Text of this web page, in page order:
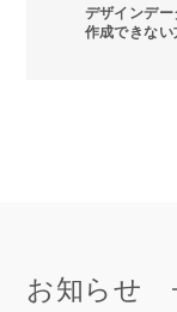
デザインデー
作成できない
お知らせ